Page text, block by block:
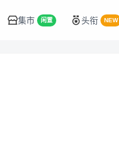
集市 闲置 头衔 NEW